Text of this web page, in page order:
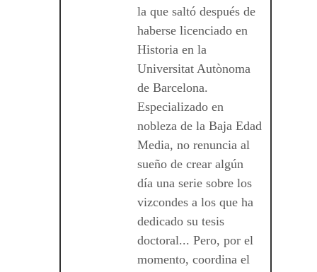
la que saltó después de
haberse licenciado en
Historia en la
Universitat Autònoma
de Barcelona.
Especializado en
nobleza de la Baja Edad
Media, no renuncia al
sueño de crear algún
día una serie sobre los
vizcondes a los que ha
dedicado su tesis
doctoral... Pero, por el
momento, coordina el